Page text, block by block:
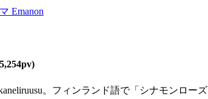
Emanon
。フィンランド語で「シナモンロ